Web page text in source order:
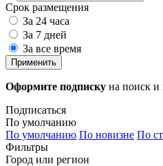
Срок размещения
За 24 часа
За 7 дней
За все время
Применить
Оформите подписку на поиск и
Подписаться
По умолчанию
По умолчанию По новизне По
Фильтры
Город или регион